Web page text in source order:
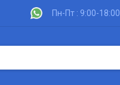
Пн-Пт : 9:00-18:00